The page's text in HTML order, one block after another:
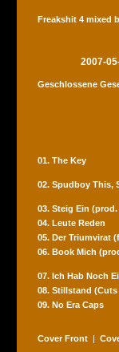
Freakshit 4 mixed
2007-
Geschlossene
01. The Key
02. Spudboy This,
03. Steig Ein
04. Leute Reden
05. Der Triumvirat
06. Book Mich
07. Ich Hab Noch
08. Stillstand
09. No Era Caps
Cover Front |